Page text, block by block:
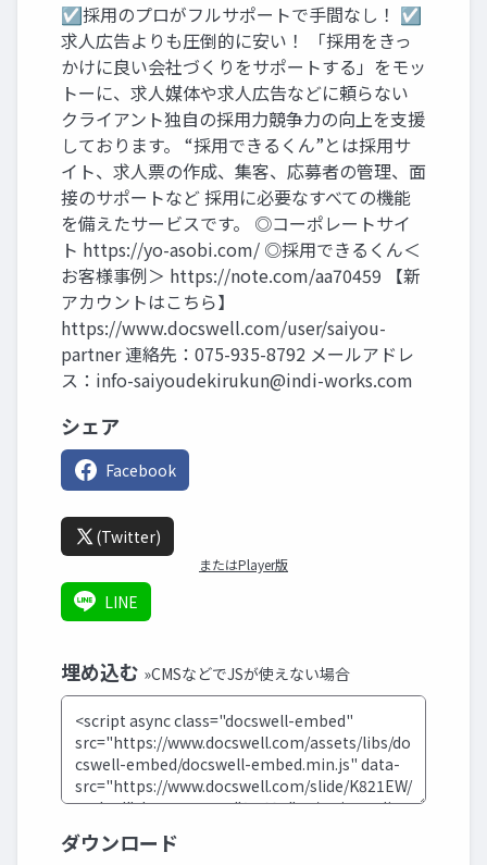
☑採用のプロがフルサポートで手間なし！ ☑
求人広告よりも圧倒的に安い！ 「採用をきっ
かけに良い会社づくりをサポートする」をモッ
トーに、求人媒体や求人広告などに頼らない
クライアント独自の採用力競争力の向上を支援
しております。 “採用できるくん”とは採用サ
イト、求人票の作成、集客、応募者の管理、面
接のサポートなど 採用に必要なすべての機能
を備えたサービスです。 ◎コーポレートサイ
ト https://yo-asobi.com/ ◎採用できるくん＜
お客様事例＞ https://note.com/aa70459 【新
アカウントはこちら】
https://www.docswell.com/user/saiyou-
partner 連絡先：075-935-8792 メールアドレ
ス： info-saiyoudekirukun@indi-works.com
シェア
Facebook
(Twitter)
またはPlayer版
LINE
埋め込む »CMSなどでJSが使えない場合
ダウンロード